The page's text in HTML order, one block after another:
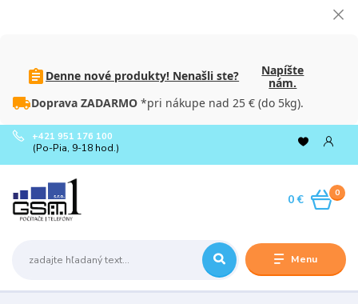
Denne nové produkty! Nenašli ste?
Napíšte
nám.
Doprava ZADARMO *pri nákupe nad 25 € (do 5kg).
Menu
+421 951 176 100
(Po-Pia, 9-18 hod.)
0
0 €